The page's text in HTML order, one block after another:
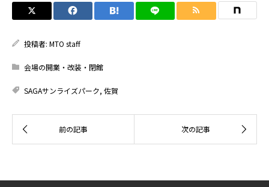
投稿者: MTO staff
会場の開業・改装・閉館
SAGAサンライズパーク, 佐賀